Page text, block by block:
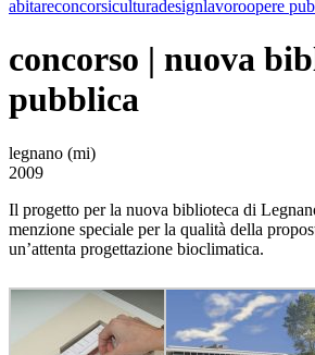
abitareconcorsiculturadesignlavoroopere
concorso | nuova
pubblica
legnano (mi)
2009
Il progetto per la nuova biblioteca di
menzione speciale per la qualità della
un’attenta progettazione bioclimatica.